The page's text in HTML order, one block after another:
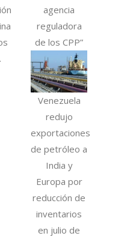
agencia
reguladora
de los CPP”
Venezuela
redujo
exportaciones
de petróleo a
India y
Europa por
reducción de
inventarios
en julio de